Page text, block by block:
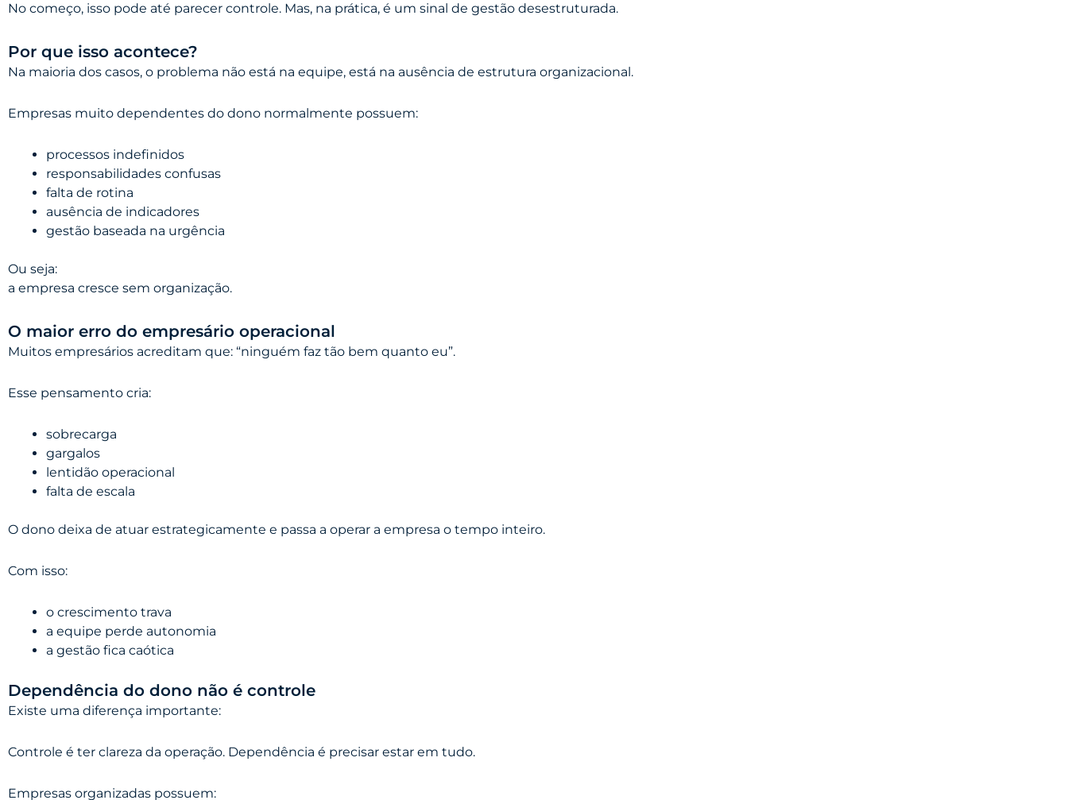
No começo, isso pode até parecer controle. Mas, na prática, é um sinal de gestão desestruturada.
Por que isso acontece?
Na maioria dos casos, o problema não está na equipe, está na ausência de estrutura organizacional.
Empresas muito dependentes do dono normalmente possuem:
processos indefinidos
responsabilidades confusas
falta de rotina
ausência de indicadores
gestão baseada na urgência
Ou seja:
a empresa cresce sem organização.
O maior erro do empresário operacional
Muitos empresários acreditam que: “ninguém faz tão bem quanto eu”.
Esse pensamento cria:
sobrecarga
gargalos
lentidão operacional
falta de escala
O dono deixa de atuar estrategicamente e passa a operar a empresa o tempo inteiro.
Com isso:
o crescimento trava
a equipe perde autonomia
a gestão fica caótica
Dependência do dono não é controle
Existe uma diferença importante:
Controle é ter clareza da operação. Dependência é precisar estar em tudo.
Empresas organizadas possuem: